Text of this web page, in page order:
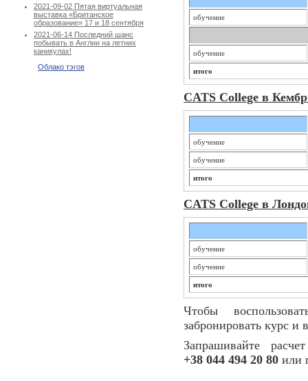
2021-09-02 Пятая виртуальная
выставка «Британское
образование» 17 и 18 сентября
2021-06-14 Последний шанс
побывать в Англии на летних
каникулах!
Облако тэгов
обучение
обучение
итого
CATS College в
обучение
обучение
итого
CATS College в
обучение
обучение
итого
Чтобы
забронировать курс и
Запрашивайте
+38 044 494 20 80 или